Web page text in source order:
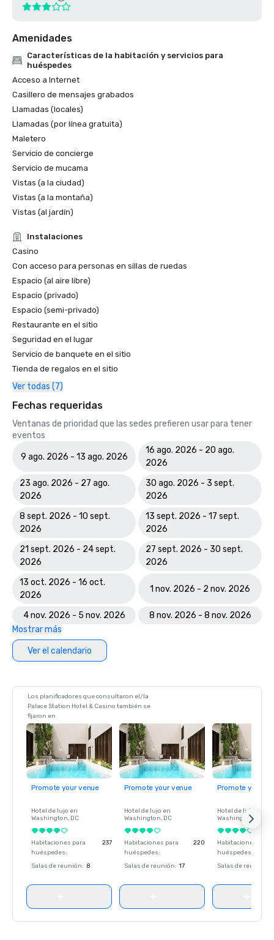
Amenidades
Características de la habitación y servicios para
huéspedes
Acceso a Internet
Casillero de mensajes grabados
Llamadas (locales)
Llamadas (por línea gratuita)
Maletero
Servicio de concierge
Servicio de mucama
Vistas (a la ciudad)
Vistas (a la montaña)
Vistas (al jardín)
Instalaciones
Casino
Con acceso para personas en sillas de ruedas
Espacio (al aire libre)
Espacio (privado)
Espacio (semi-privado)
Restaurante en el sitio
Seguridad en el lugar
Servicio de banquete en el sitio
Tienda de regalos en el sitio
Ver todas (7)
Fechas requeridas
Ventanas de prioridad que las sedes prefieren usar para tener
eventos
9 ago. 2026 - 13 ago. 2026
16 ago. 2026 - 20 ago.
2026
23 ago. 2026 - 27 ago.
2026
30 ago. 2026 - 3 sept.
2026
8 sept. 2026 - 10 sept.
2026
13 sept. 2026 - 17 sept.
2026
21 sept. 2026 - 24 sept.
2026
27 sept. 2026 - 30 sept.
2026
13 oct. 2026 - 16 oct.
2026
1 nov. 2026 - 2 nov. 2026
4 nov. 2026 - 5 nov. 2026
8 nov. 2026 - 8 nov. 2026
Mostrar más
Ver el calendario
Los planificadores que consultaron el/la
Palace Station Hotel & Casino también se
fijaron en
Promote your venue
Hotel de lujo en
Washington, DC
Habitaciones para
huéspedes:
237
Salas de reunión: 8
Promote your venue
Hotel de lujo en
Washington, DC
Habitaciones para
huéspedes:
220
Salas de reunión: 17
Promote your
Hotel de lujo en
Washington
Habitaciones para
huéspedes
Salas de reunión